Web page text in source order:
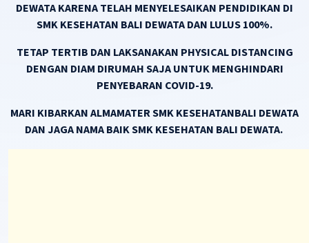
DEWATA KARENA TELAH MENYELESAIKAN PENDIDIKAN DI
SMK KESEHATAN BALI DEWATA DAN LULUS 100%.
TETAP TERTIB DAN LAKSANAKAN PHYSICAL DISTANCING
DENGAN DIAM DIRUMAH SAJA UNTUK MENGHINDARI
PENYEBARAN COVID-19.
MARI KIBARKAN ALMAMATER SMK KESEHATANBALI DEWATA
DAN JAGA NAMA BAIK SMK KESEHATAN BALI DEWATA.